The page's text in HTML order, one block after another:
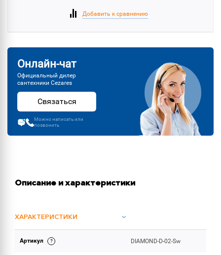
Добавить к сравнению
Онлайн-чат
Официальный дилер
сантехники Cezares
Связаться
Можно написать или
позвонить
Описание и характеристики
ХАРАКТЕРИСТИКИ
ОБЪЕМ ПОСТАВКИ
Артикул DIAMOND-D-02-Sw